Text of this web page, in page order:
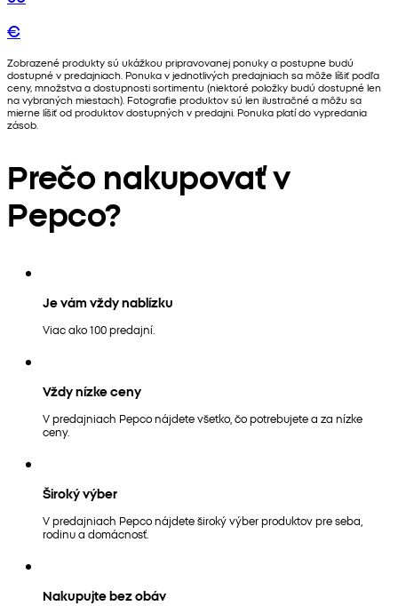
€
Zobrazené produkty sú ukážkou pripravovanej ponuky a postupne budú
dostupné v predajniach. Ponuka v jednotlivých predajniach sa môže líšiť podľa
ceny, množstva a dostupnosti sortimentu (niektoré položky budú dostupné len
na vybraných miestach). Fotografie produktov sú len ilustračné a môžu sa
mierne líšiť od produktov dostupných v predajni. Ponuka platí do vypredania
zásob.
Prečo nakupovať v
Pepco?
Je vám vždy nablízku
Viac ako 100 predajní.
Vždy nízke ceny
V predajniach Pepco nájdete všetko, čo potrebujete a za nízke
ceny.
Široký výber
V predajniach Pepco nájdete široký výber produktov pre seba,
rodinu a domácnosť.
Nakupujte bez obáv